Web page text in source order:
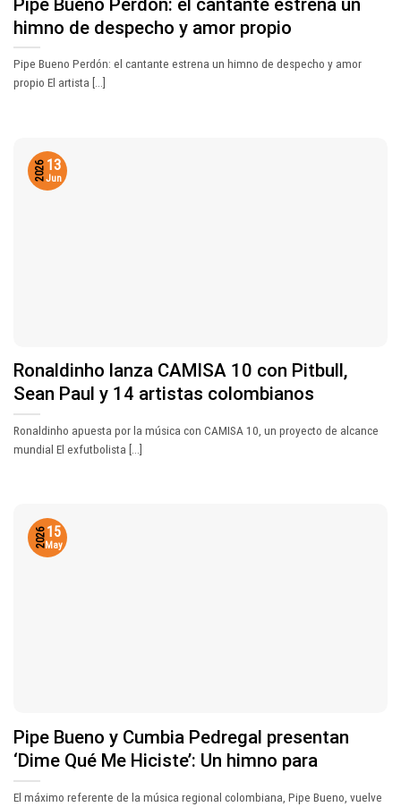
himno de despecho y amor propio
Pipe Bueno Perdón: el cantante estrena un himno de despecho y amor
propio El artista [...]
Ronaldinho lanza CAMISA 10 con Pitbull,
Sean Paul y 14 artistas colombianos
Ronaldinho apuesta por la música con CAMISA 10, un proyecto de alcance
mundial El exfutbolista [...]
13
Jun
2026
Pipe Bueno y Cumbia Pedregal presentan
‘Dime Qué Me Hiciste’: Un himno para
El máximo referente de la música regional colombiana, Pipe Bueno, vuelve
15
May
2026